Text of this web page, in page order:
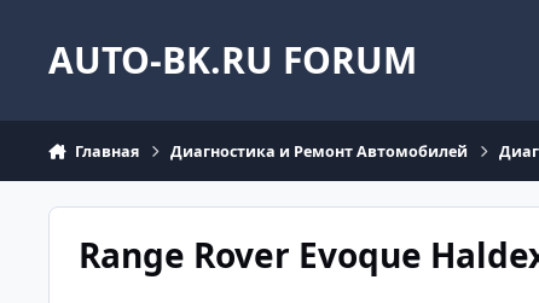
AUTO-BK.RU FORUM
Главная Диагностика и Ремонт Автомобилей
Range Rover Evoque